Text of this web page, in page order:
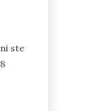
ste